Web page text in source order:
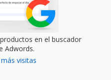
en el buscador
Adwords.
visitas